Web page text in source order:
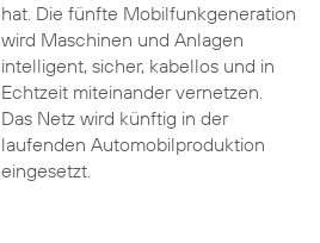
hat. Die fünfte Mobilfunkgeneration
wird Maschinen und Anlagen
intelligent, sicher, kabellos und in
Echtzeit miteinander vernetzen.
Das Netz wird künftig in der
laufenden Automobilproduktion
eingesetzt.